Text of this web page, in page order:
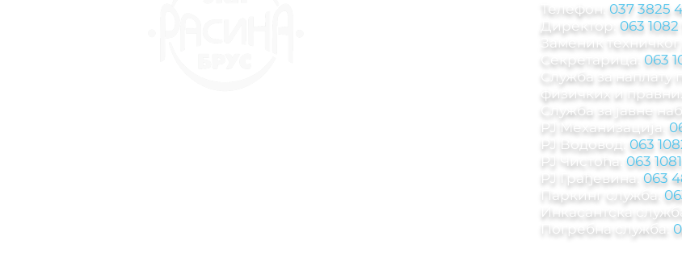
Телефон: 037 3825
Директор:
063 1082
Заменик
Секретарица: 063
Служба за
физичких и
Служба за јавне
РЈ Механизација:
РЈ Водовод: 063
РЈ Чистоћа: 063
РЈ Грађевина: 063
Паркинг служба
Инкасантска
Погребна служба: